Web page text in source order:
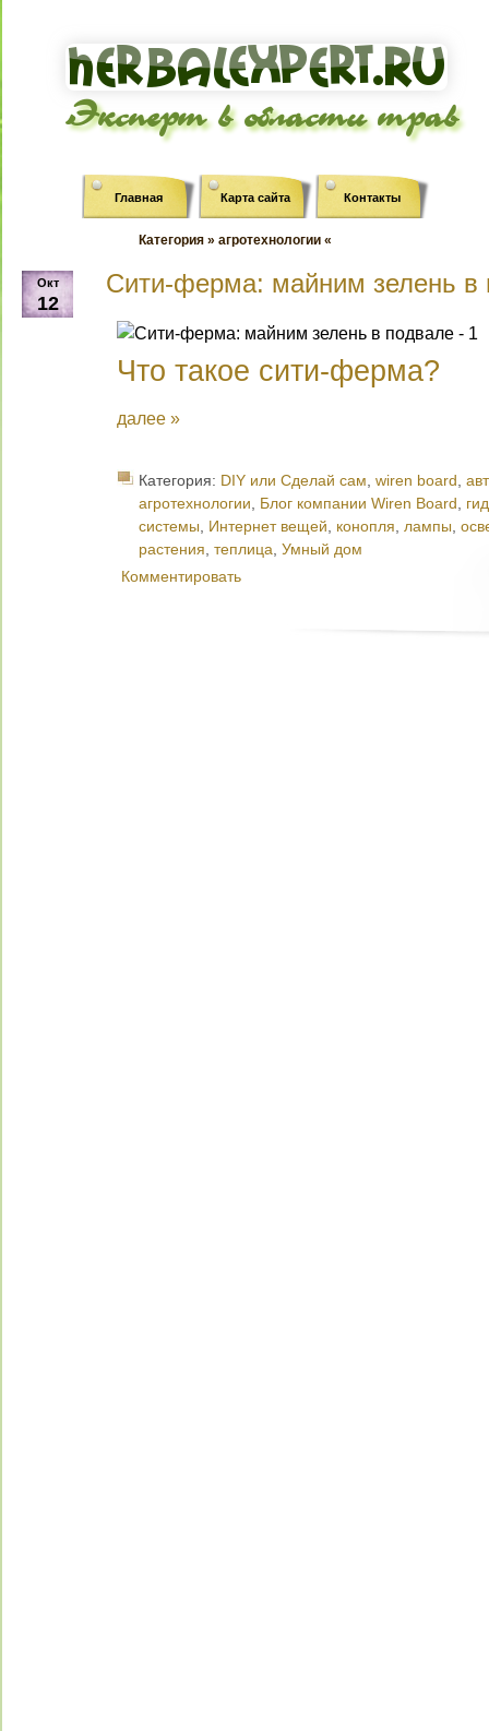
Эксперт в области трав
Главная Карта сайта Контакты
Категория » агротехнологии «
Окт
12
Сити-ферма: майним зелень в
Что такое сити-ферма?
далее »
Категория: DIY или Сделай сам, wiren board ,
агротехнологии, Блог компании Wiren Board ,
системы, Интернет вещей, конопля, лампы,
растения, теплица, Умный дом
Комментировать